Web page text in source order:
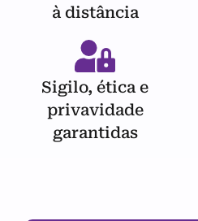
à distância
Sigilo, ética e
privavidade
garantidas